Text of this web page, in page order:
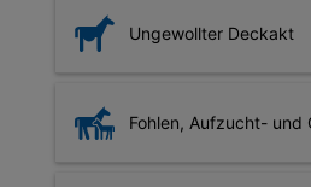
eines Dritten zu Schaden
Ungewollter Deckakt
beispielsweise aufgrund von
Fohlen, Aufzucht-